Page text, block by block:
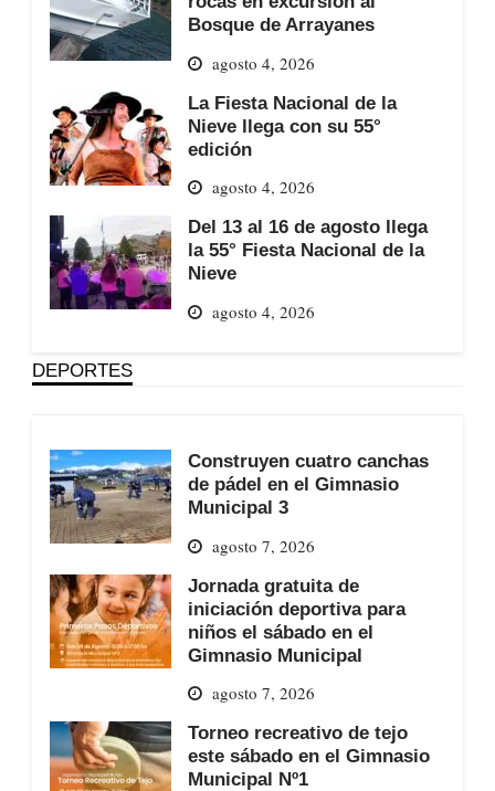
Bosque de Arrayanes
agosto 4, 2026
La Fiesta Nacional de la
Nieve llega con su 55°
edición
agosto 4, 2026
Del 13 al 16 de agosto llega
la 55° Fiesta Nacional de la
Nieve
agosto 4, 2026
DEPORTES
Construyen cuatro canchas
de pádel en el Gimnasio
Municipal 3
agosto 7, 2026
Jornada gratuita de
iniciación deportiva para
niños el sábado en el
Gimnasio Municipal
agosto 7, 2026
Torneo recreativo de tejo
este sábado en el Gimnasio
Municipal Nº1